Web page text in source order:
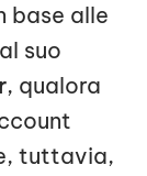
base alle
suo
, qualora
tuttavia,